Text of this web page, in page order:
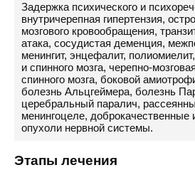
Задержка психического и
внутричерепная гипертензия,
мозгового кровообращения,
атака, сосудистая деменция,
менингит, энцефалит,
и спинного мозга, черепно-
спинного мозга, боковой
болезнь Альцгеймера, болезнь
церебральный паралич,
менингоцеле, доброкачественные
опухоли нервной системы.
Этапы лечения